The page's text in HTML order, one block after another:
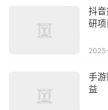
抖
研项
手
益